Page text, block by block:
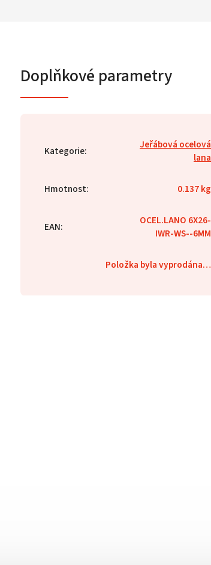
Doplňkové parametry
Kategorie:
Jeřábová ocelová
lana
Hmotnost: 0.137 kg
EAN:
OCEL.LANO 6X26-
IWR-WS--6MM
Položka byla vyprodána…